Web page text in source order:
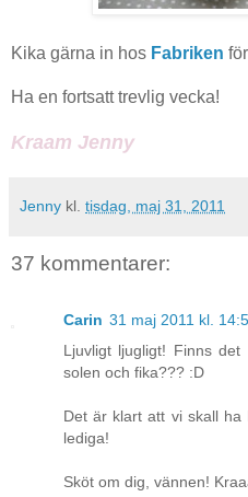
Kika gärna in hos Fabriken
Ha en fortsatt trevlig vecka!
Kraam Jenny
Jenny kl. tisdag, maj 31, 2011
37 kommentarer:
Carin 31 maj 2011 kl.
Ljuvligt ljugligt! Finns
solen och fika??? :D
Det är klart att vi skall ha
lediga!
Sköt om dig, vännen!